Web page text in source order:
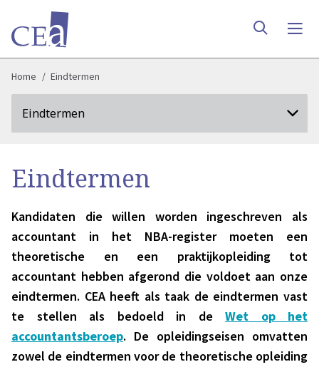
Home Eindtermen
Eindtermen
Eindtermen
Kandidaten die willen worden ingeschreven als
accountant in het NBA-register moeten een
theoretische en een praktijkopleiding tot
accountant hebben afgerond die voldoet aan onze
eindtermen. CEA heeft als taak de eindtermen vast
te stellen als bedoeld in de Wet op het
accountantsberoep. De opleidingseisen omvatten
zowel de eindtermen voor de theoretische opleiding